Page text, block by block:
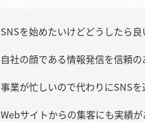
SNSを始めたいけどどうしたら
自社の顔である情報発信を信頼
事業が忙しいので代わりにSNS
Webサイトからの集客にも実績